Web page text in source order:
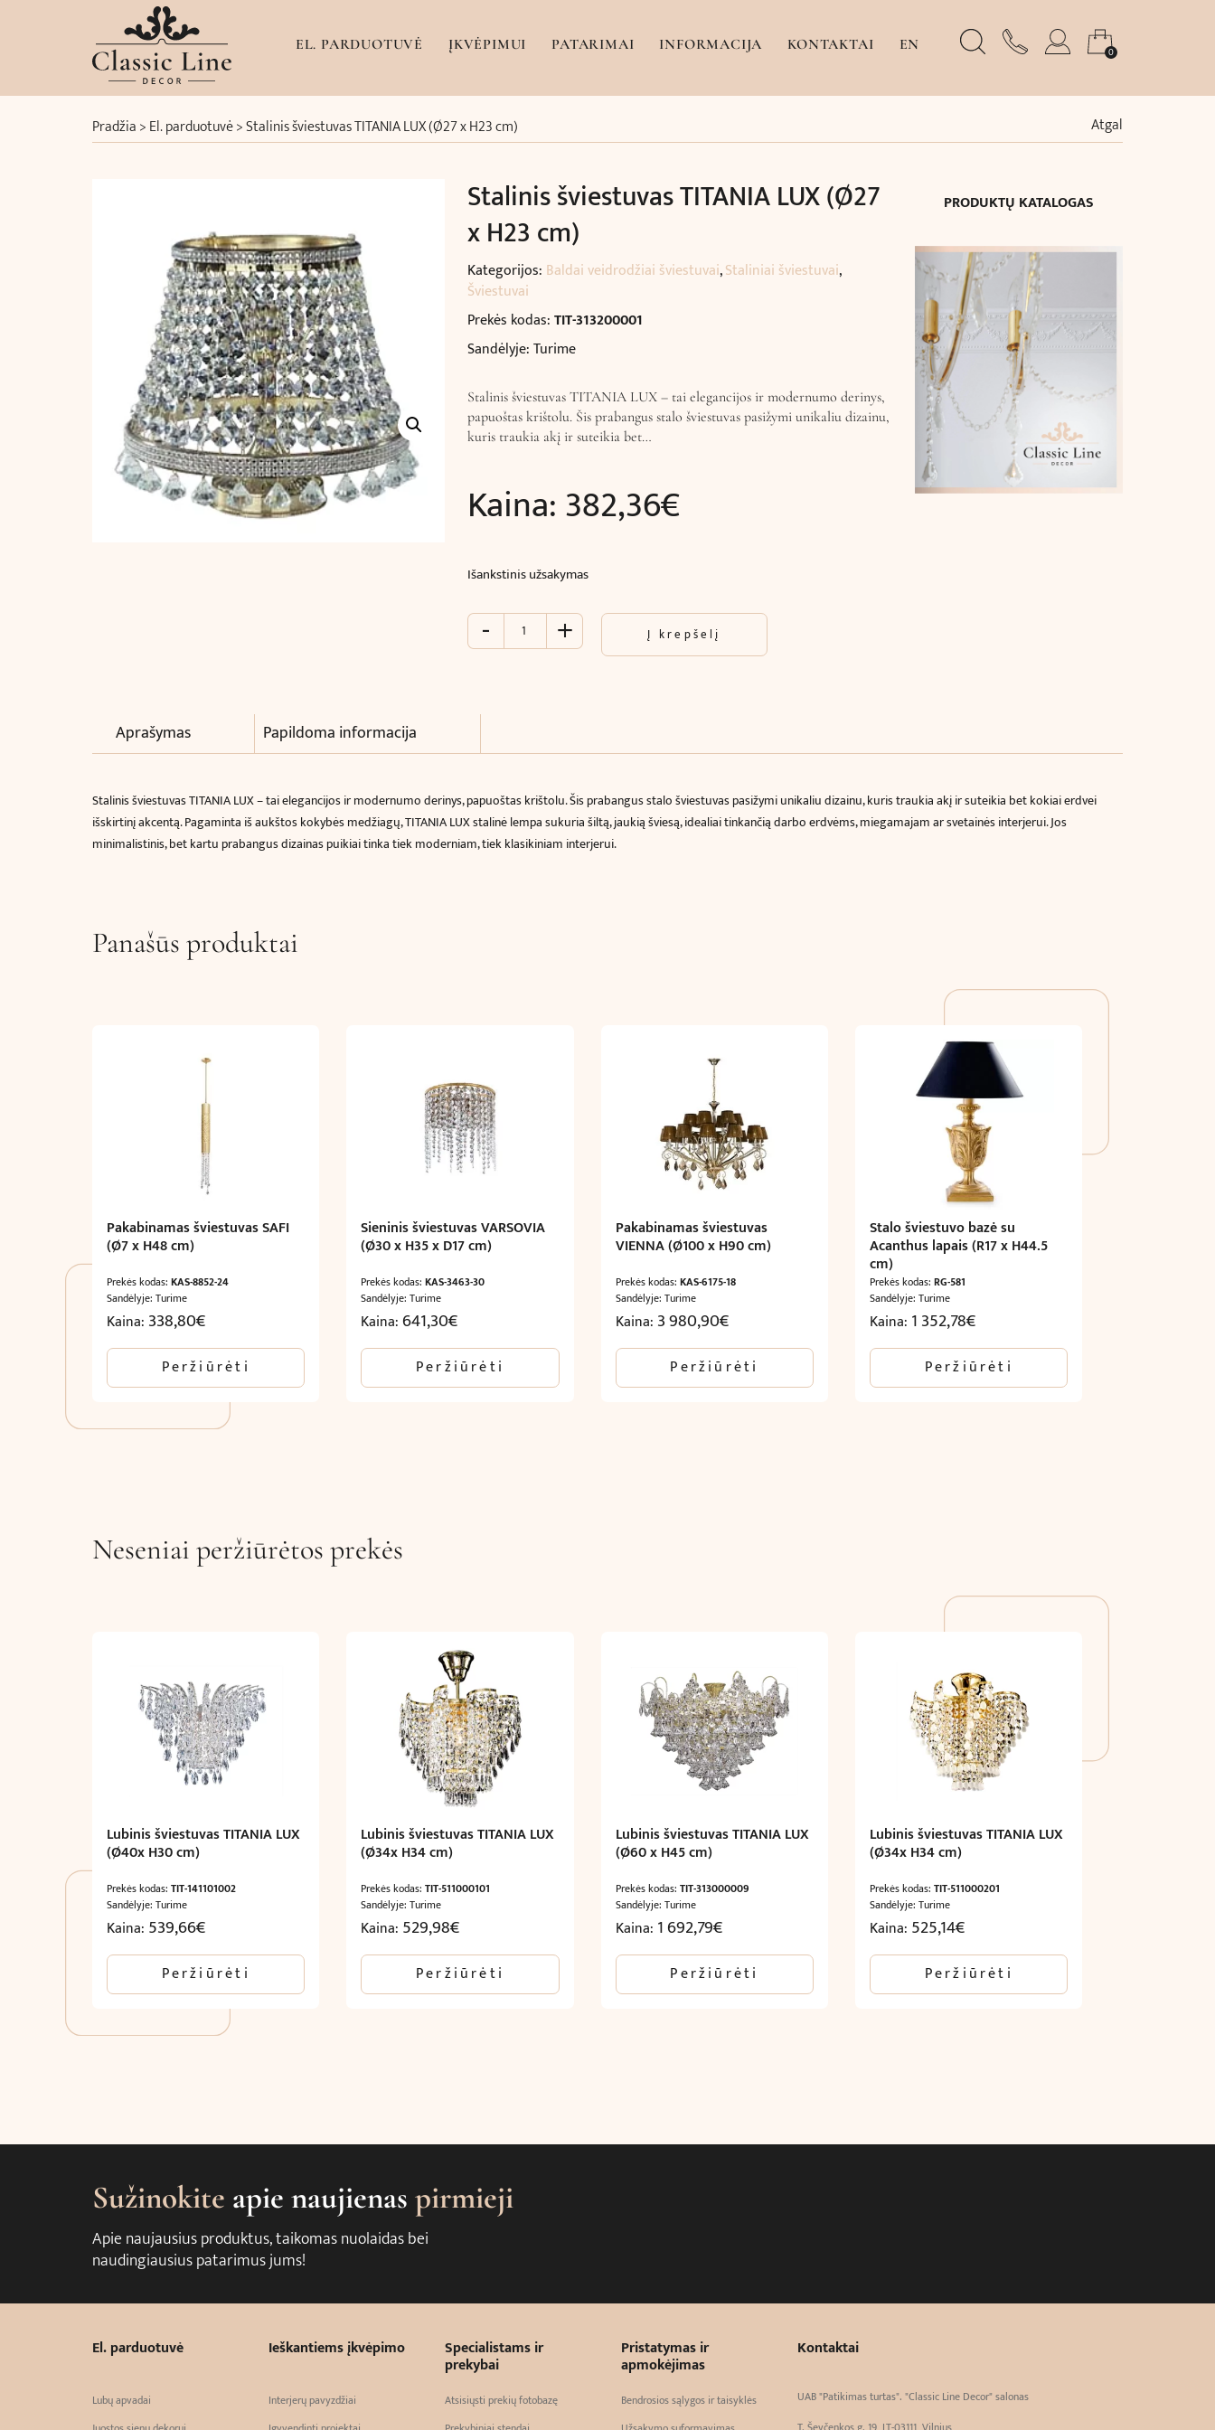
EL. PARDUOTUVĖ ĮKVĖPIMUI PATARIMAI INFORMACIJA KONTAKTAI EN 0
Pradžia>El. parduotuvė>Stalinis šviestuvas TITANIA LUX (Ø27 x H23 cm) Atgal
Stalinis šviestuvas TITANIA LUX (Ø27
x H23 cm)
Kategorijos: Baldai veidrodžiai šviestuvai,Staliniai šviestuvai,
Šviestuvai
Prekės kodas:TIT-313200001
Sandėlyje: Turime
Stalinis šviestuvas TITANIA LUX – tai elegancijos ir modernumo derinys,
papuoštas krištolu. Šis prabangus stalo šviestuvas pasižymi unikaliu dizainu,
kuris traukia akį ir suteikia bet…
Kaina:382,36€
Išankstinis užsakymas
-
produkto
cm)
+ Į krepšelį
PRODUKTŲ KATALOGAS
Aprašymas Papildoma informacija
Stalinis šviestuvas TITANIA LUX – tai elegancijos ir modernumo derinys, papuoštas krištolu. Šis prabangus stalo šviestuvas pasižymi unikaliu dizainu, kuris traukia akį ir suteikia bet kokiai erdvei
išskirtinį akcentą. Pagaminta iš aukštos kokybės medžiagų, TITANIA LUX stalinė lempa sukuria šiltą, jaukią šviesą, idealiai tinkančią darbo erdvėms, miegamajam ar svetainės interjerui. Jos
minimalistinis, bet kartu prabangus dizainas puikiai tinka tiek moderniam, tiek klasikiniam interjerui.
Panašūs produktai
Pakabinamas šviestuvas SAFI
(Ø7 x H48 cm)
Prekės kodas: KAS-8852-24
Sandėlyje: Turime
Kaina: 338,80€
Peržiūrėti
Sieninis šviestuvas VARSOVIA
(Ø30 x H35 x D17 cm)
Prekės kodas:KAS-3463-30
Sandėlyje: Turime
Kaina:641,30€
Peržiūrėti
Pakabinamas šviestuvas
VIENNA (Ø100 x H90 cm)
Prekės kodas: KAS-6175-18
Sandėlyje: Turime
Kaina: 3 980,90€
Peržiūrėti
Stalo šviestuvo bazė su
Acanthus lapais (R17 x H44.5
cm)
Prekės kodas:RG-581
Sandėlyje: Turime
Kaina: 1 352,78€
Peržiūrėti
Neseniai peržiūrėtos prekės
Lubinis šviestuvas TITANIA LUX
(Ø40x H30 cm)
Prekės kodas: TIT-141101002
Sandėlyje: Turime
Kaina: 539,66€
Peržiūrėti
Lubinis šviestuvas TITANIA LUX
(Ø34x H34 cm)
Prekės kodas:TIT-511000101
Sandėlyje: Turime
Kaina: 529,98€
Peržiūrėti
Lubinis šviestuvas TITANIA LUX
(Ø60 x H45 cm)
Prekės kodas: TIT-313000009
Sandėlyje: Turime
Kaina: 1 692,79€
Peržiūrėti
Lubinis šviestuvas TITANIA LUX
(Ø34x H34 cm)
Prekės kodas:TIT-511000201
Sandėlyje: Turime
Kaina: 525,14€
Peržiūrėti
Sužinokite apie naujienas pirmieji
Apie naujausius produktus, taikomas nuolaidas bei
naudingiausius patarimus jums!
El. parduotuvė
Lubų apvadai
Ieškantiems įkvėpimo
Interjerų pavyzdžiai
Specialistams ir
prekybai
Atsisiųsti prekių fotobazę
Pristatymas ir
apmokėjimas
Bendrosios sąlygos ir taisyklės
Kontaktai
UAB "Patikimas turtas". "Classic Line Decor" salonas